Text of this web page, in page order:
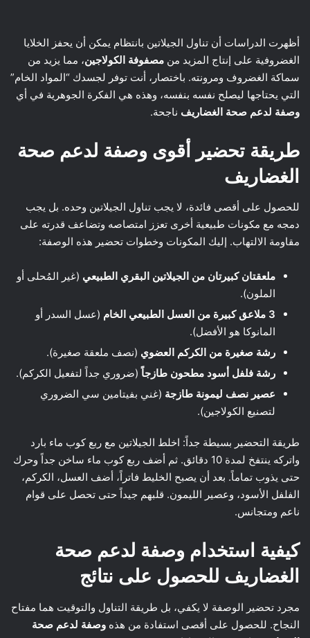
أظهرت الدراسات أن تناول الجيلاتين بانتظام يمكن أن يحفز الخلايا
الغضروفية على إنتاج المزيد من مصفوفة الكولاجين، مما يزيد من
سماكة الغضروف ومرونته. باختصار، أنت توفر لجسدك “المواد الخام”
التي يحتاجها ليصلح نفسه بنفسه، وهذه هي الفكرة الجوهرية في أي
وصفة لدعم صحة الغضاريف ناجحة.
طريقة تحضير أقوى وصفة لدعم صحة
الغضاريف
للحصول على أقصى فائدة، لا يجب تناول الجيلاتين وحده. بل يجب
دمجه مع مكونات طبيعية أخرى تعزز امتصاصه وتضاعف قدرته على
مقاومة الالتهاب. إليك المكونات وخطوات تحضير هذه الوصفة:
ملعقتان كبيرتان من الجيلاتين البقري الطبيعي (غير المُحلى أو
الملون).
3 ملاعق كبيرة من العسل الطبيعي الخام
(عسل السدر أو
المانوكا هو الأفضل).
رشة صغيرة من الكركم العضوي (نصف ملعقة صغيرة).
رشة فلفل أسود مطحون طازجاً (ضروري جداً لتفعيل الكركم).
عصير نصف ليمونة طازجة (غني بفيتامين سي الضروري
لتصنيع الكولاجين).
طريقة التحضير بسيطة جداً: اخلط الجيلاتين مع ربع كوب ماء بارد
واتركه ينتفخ لمدة 10 دقائق. ثم أضف ربع كوب ماء ساخن جداً وحرك
حتى يذوب تماماً. بعد أن يصبح الخليط فاتراً، أضف العسل، الكركم،
الفلفل الأسود، وعصير الليمون. قلبهم جيداً حتى تحصل على قوام
ناعم ومتجانس.
كيفية استخدام وصفة لدعم صحة
الغضاريف للحصول على نتائج
مجرد تحضير الوصفة لا يكفي، بل طريقة التناول والتوقيت هما مفتاح
النجاح. للحصول على أقصى استفادة من هذه وصفة لدعم صحة